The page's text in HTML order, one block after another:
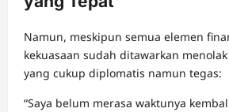
Namun, meskipun semua elemen
kekuasaan sudah ditawarkan
yang cukup diplomatis namun tegas:
“Saya belum merasa waktunya